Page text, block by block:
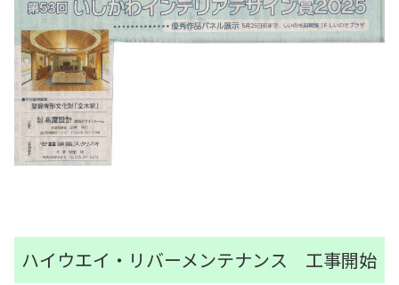
ハイウエイ・リバーメンテナンス 工事開始